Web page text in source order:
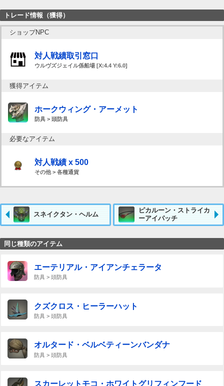
トレード情報（獲得）
ショップNPC
対人戦績取引窓口
ウルヴズジェイル係船場 [X:4.4 Y:6.0]
獲得アイテム
ホークウィング・アーメット
防具 > 頭防具
必要なアイテム
対人戦績 x 500
その他 > 各種通貨
スネイクタン・ヘルム
ピカルーン・ストライカ
ーアイパッチ
同じ種類のアイテム
エーテリアル・アイアンチェラータ
防具 > 頭防具
クズクロス・ヒーラーハット
防具 > 頭防具
オルタード・ベルベティーンバンダナ
防具 > 頭防具
スカーレットモコ・ホワイトグリフィンフード